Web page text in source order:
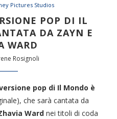
Pictures Studios
POP DI IL
DA ZAYN E
WARD
Rosignoli
pop di Il Mondo è
che sarà cantata da
Ward nei titoli di coda